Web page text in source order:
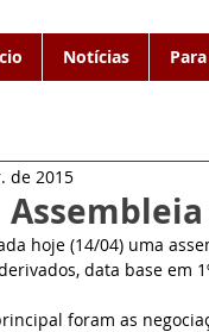
Notícias
de 2015
hoje (14/04) uma
data base em
foram as